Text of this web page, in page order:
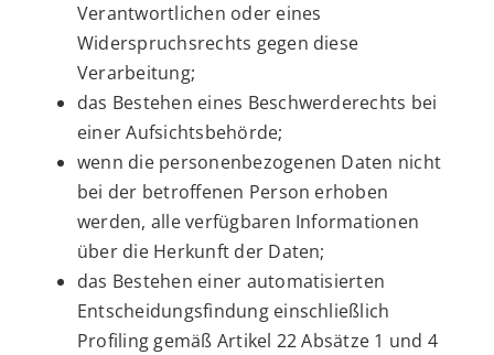
Verantwortlichen oder eines
Widerspruchsrechts gegen diese
Verarbeitung;
das Bestehen eines Beschwerderechts bei
einer Aufsichtsbehörde;
wenn die personenbezogenen Daten nicht
bei der betroffenen Person erhoben
werden, alle verfügbaren Informationen
über die Herkunft der Daten;
das Bestehen einer automatisierten
Entscheidungsfindung einschließlich
Profiling gemäß Artikel 22 Absätze 1 und 4